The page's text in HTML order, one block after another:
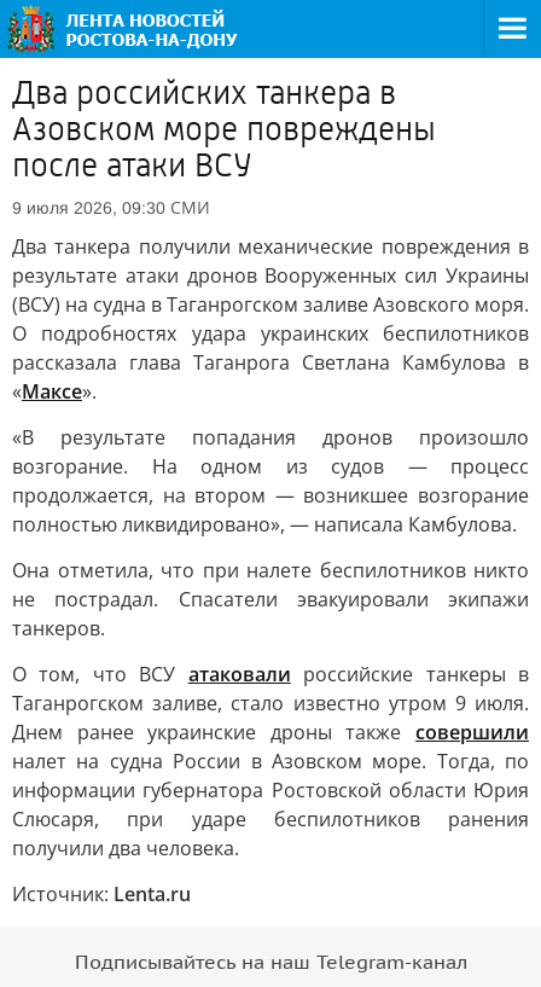
Два российских танкера в
Азовском море повреждены
после атаки ВСУ
9 июля 2026, 09:30 СМИ
Два танкера получили механические повреждения в
результате атаки дронов Вооруженных сил Украины
(ВСУ) на судна в Таганрогском заливе Азовского моря.
О подробностях удара украинских беспилотников
рассказала глава Таганрога Светлана Камбулова в
«Максе».
«В результате попадания дронов произошло
возгорание. На одном из судов — процесс
продолжается, на втором — возникшее возгорание
полностью ликвидировано», — написала Камбулова.
Она отметила, что при налете беспилотников никто
не пострадал. Спасатели эвакуировали экипажи
танкеров.
О том, что ВСУ атаковали российские танкеры в
Таганрогском заливе, стало известно утром 9 июля.
Днем ранее украинские дроны также совершили
налет на судна России в Азовском море. Тогда, по
информации губернатора Ростовской области Юрия
Слюсаря, при ударе беспилотников ранения
получили два человека.
Источник: Lenta.ru
Подписывайтесь на наш Telegram-канал